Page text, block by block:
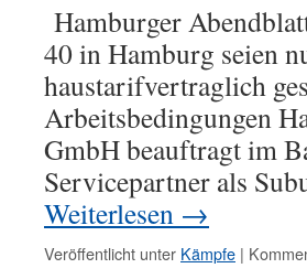
Hamburger
40 in Hamburg seien
haustarifvertraglich
Arbeitsbedingungen
GmbH beauftragt im
Servicepartner als
Weiterlesen →
Veröffentlicht unter Kämpfe |